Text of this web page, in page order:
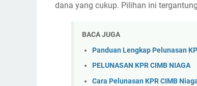
dana yang cukup. Pilihan ini
BACA JUGA
Panduan Lengkap Pelunasan
PELUNASAN KPR CIMB NIAGA
Cara Pelunasan KPR CIMB